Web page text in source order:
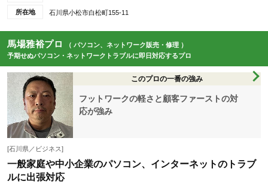
所在地 石川県小松市白松町155-11
馬場雅裕プロ
（ パソコン、ネットワーク販売・修理 ）
予期せぬパソコン・ネットワークトラブルに即日対応するプロ
このプロの一番の強み
フットワークの軽さと顧客ファーストの対
応が強み
[石川県／ビジネス]
一般家庭や中小企業のパソコン、インターネットのトラブ
ルに出張対応